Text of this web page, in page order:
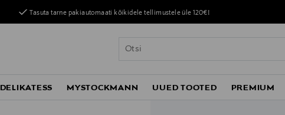
Tasuta tarne pakiautomaati kõikidele tellimustele üle 120€!
DELIKATESS MYSTOCKMANN UUED TOOTED PREMIUM